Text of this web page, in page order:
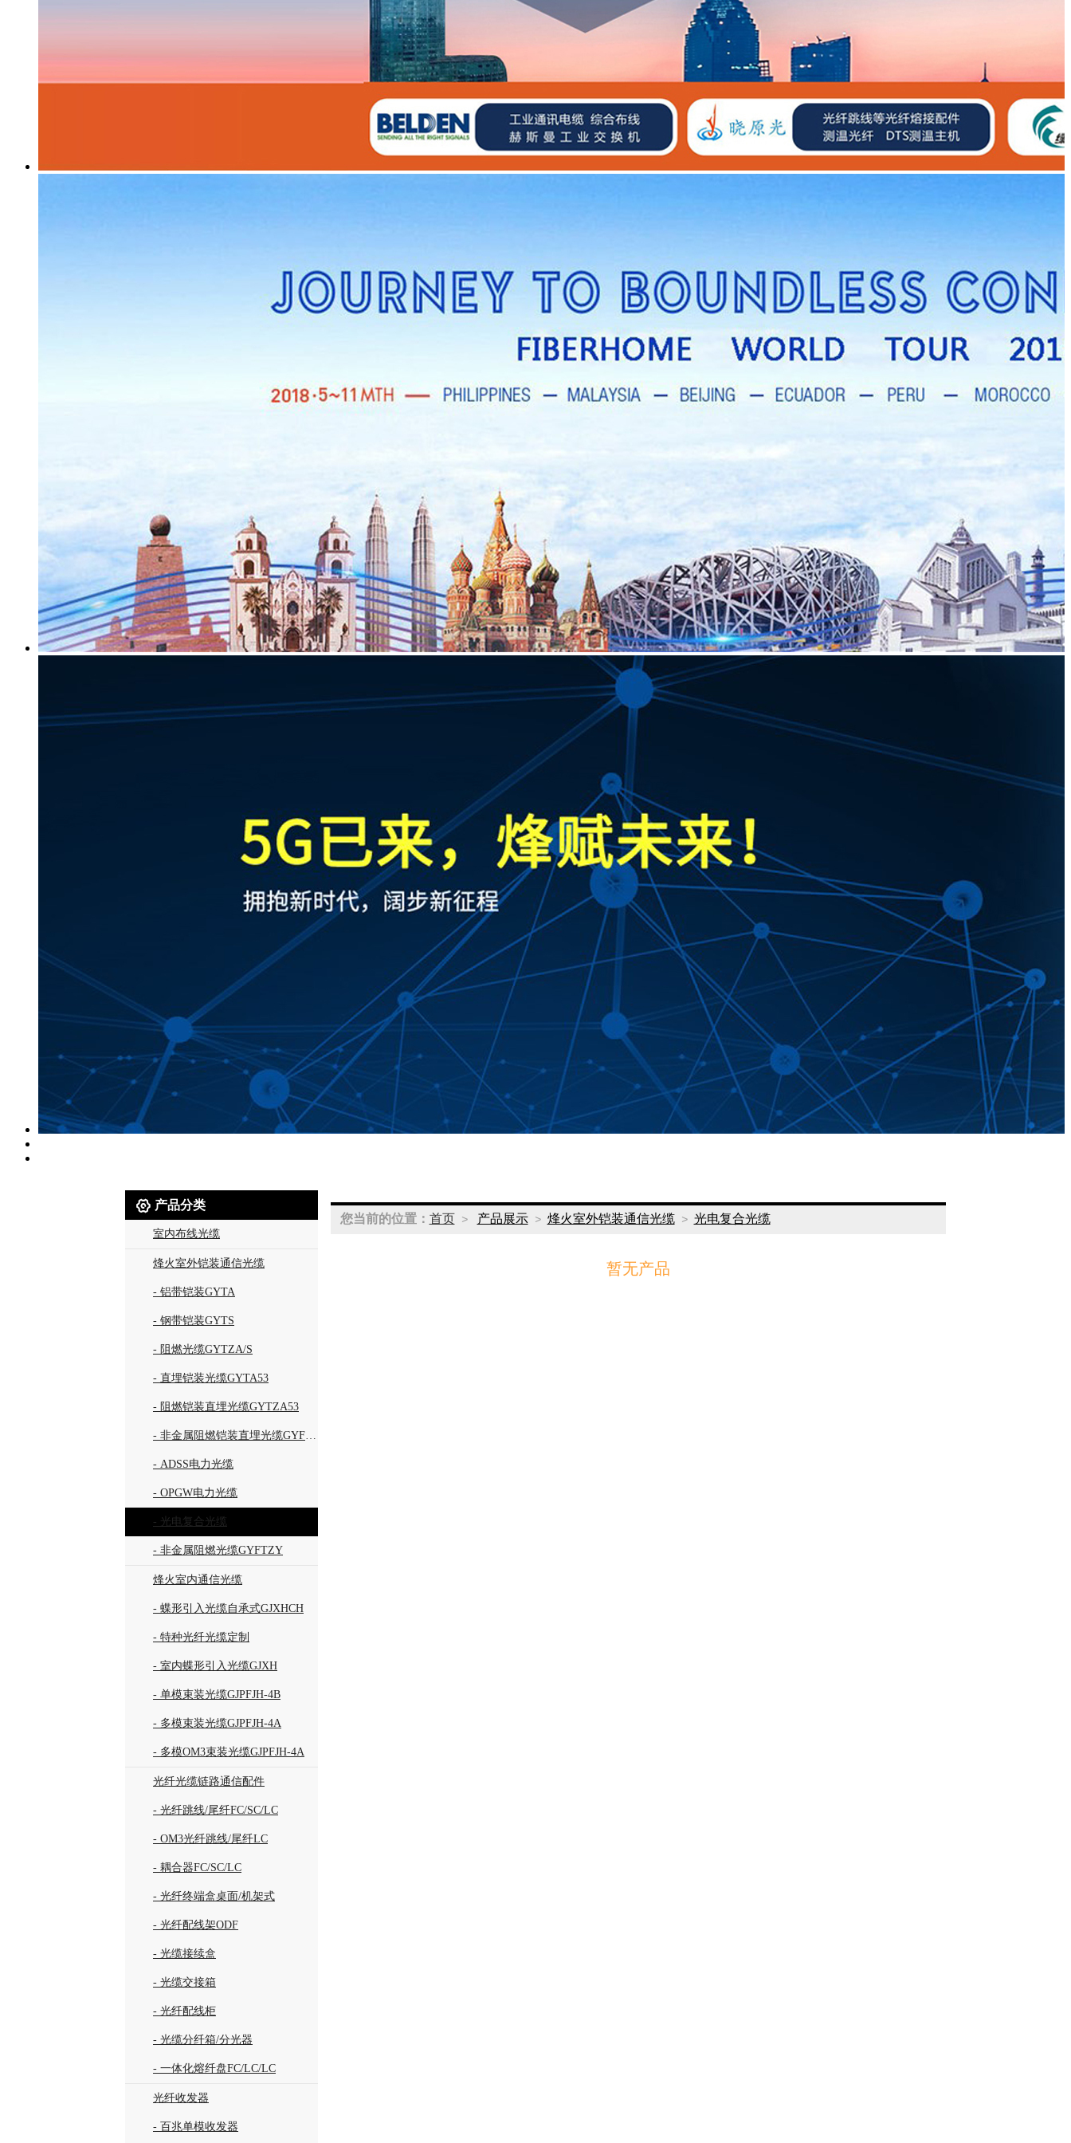
 产品分类
室内布线光缆
烽火室外铠装通信光缆
- 铝带铠装GYTA
- 钢带铠装GYTS
- 阻燃光缆GYTZA/S
- 直埋铠装光缆GYTA53
- 阻燃铠装直埋光缆GYTZA53
- 非金属阻燃铠装直埋光缆GYFTZY53
- ADSS电力光缆
- OPGW电力光缆
- 光电复合光缆
- 非金属阻燃光缆GYFTZY
烽火室内通信光缆
- 蝶形引入光缆自承式GJXHCH
- 特种光纤光缆定制
- 室内蝶形引入光缆GJXH
- 单模束装光缆GJPFJH-4B
- 多模束装光缆GJPFJH-4A
- 多模OM3束装光缆GJPFJH-4A
光纤光缆链路通信配件
- 光纤跳线/尾纤FC/SC/LC
- OM3光纤跳线/尾纤LC
- 耦合器FC/SC/LC
- 光纤终端盒桌面/机架式
- 光纤配线架ODF
- 光缆接续盒
- 光缆交接箱
- 光纤配线柜
- 光缆分纤箱/分光器
- 一体化熔纤盘FC/LC/LC
光纤收发器
- 百兆单模收发器
您当前的位置： 首页 > 产品展示 > 烽火室外铠装通信光缆 > 光电复合光缆
暂无产品